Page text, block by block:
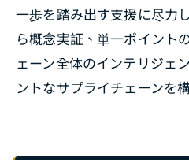
一歩を踏み出す支援に尽力
ら概念実証、単一ポイント
ェーン全体のインテリジェ
ントなサプライチェーンを